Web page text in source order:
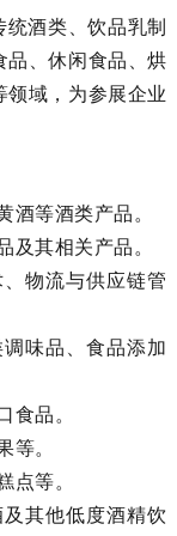
酒类、饮品乳制
、休闲食品、烘
域，为参展企业
等酒类产品。
其相关产品。
物流与供应链管
味品、食品添加
品。
。
等。
其他低度酒精饮